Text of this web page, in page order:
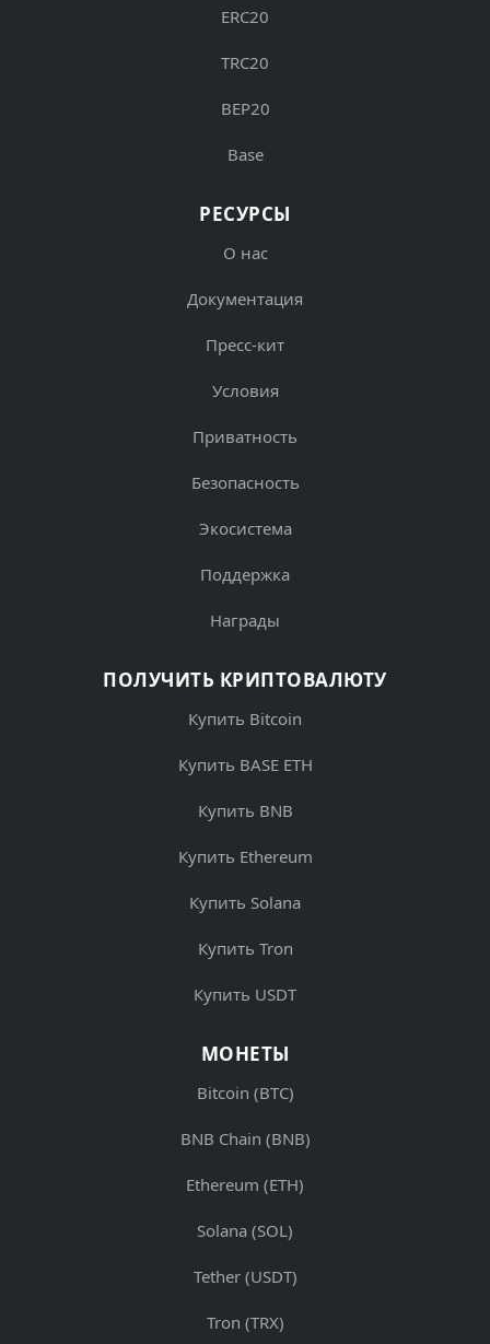
ERC20
TRC20
BEP20
Base
РЕСУРСЫ
О нас
Документация
Пресс-кит
Условия
Приватность
Безопасность
Экосистема
Поддержка
Награды
ПОЛУЧИТЬ КРИПТОВАЛЮТУ
Купить Bitcoin
Купить BASE ETH
Купить BNB
Купить Ethereum
Купить Solana
Купить Tron
Купить USDT
МОНЕТЫ
Bitcoin (BTC)
BNB Chain (BNB)
Ethereum (ETH)
Solana (SOL)
Tether (USDT)
Tron (TRX)